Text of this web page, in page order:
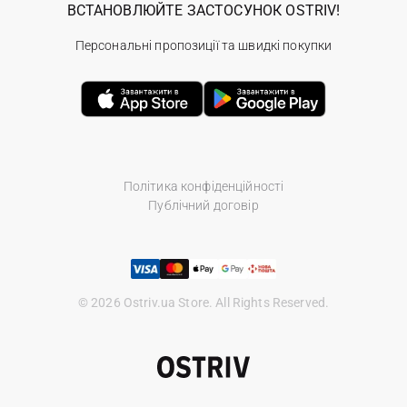
Політика конфіденційності
Публічний договір
© 2026 Ostriv.ua Store. All Rights Reserved.
ВСТАНОВЛЮЙТЕ ЗАСТОСУНОК OSTRIV!
Персональні пропозиції та швидкі покупки